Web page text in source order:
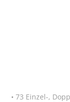
73 Einzel-,